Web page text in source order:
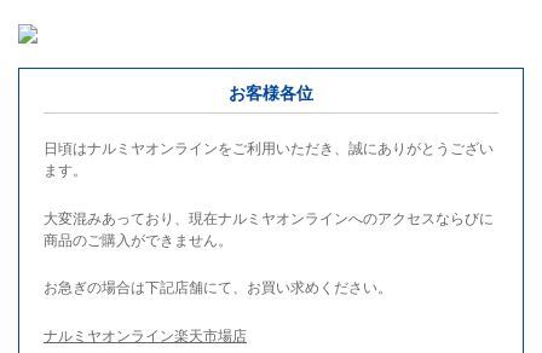
お客様各位
日頃はナルミヤオンラインをご利用いただき、誠にありがとうござい
ます。
大変混みあっており、現在ナルミヤオンラインへのアクセスならびに
商品のご購入ができません。
お急ぎの場合は下記店舗にて、お買い求めください。
ナルミヤオンライン楽天市場店